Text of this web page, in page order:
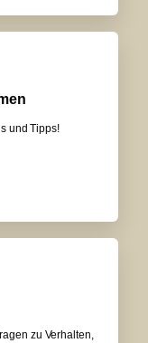
und Tipps!
zu Verhalten,